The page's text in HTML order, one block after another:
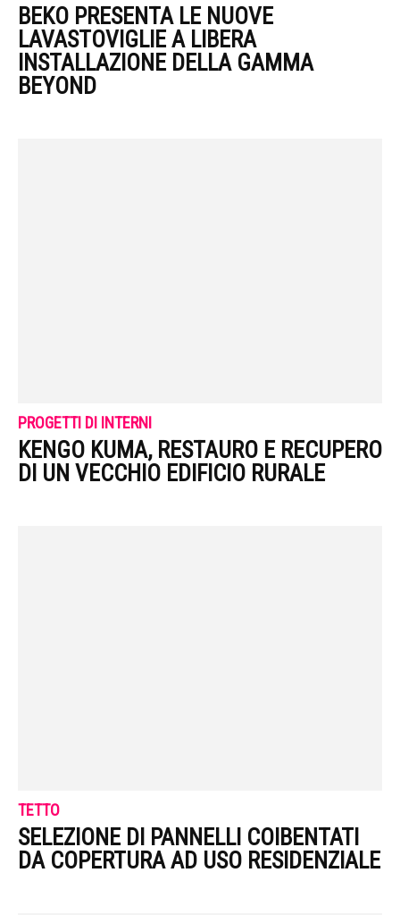
BEKO PRESENTA LE NUOVE
LAVASTOVIGLIE A LIBERA
INSTALLAZIONE DELLA GAMMA
BEYOND
PROGETTI DI INTERNI
KENGO KUMA, RESTAURO E RECUPERO
DI UN VECCHIO EDIFICIO RURALE
TETTO
SELEZIONE DI PANNELLI COIBENTATI
DA COPERTURA AD USO RESIDENZIALE